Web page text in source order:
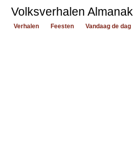
Volksverhalen Almanak
Verhalen Feesten Vandaag de dag